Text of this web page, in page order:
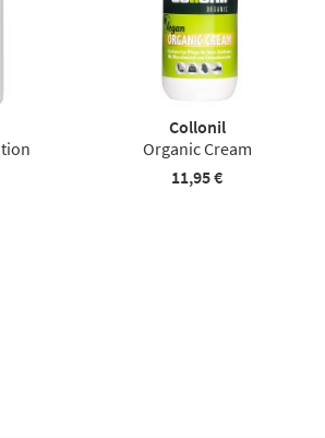
Collonil
Organic Cream
11,95 €